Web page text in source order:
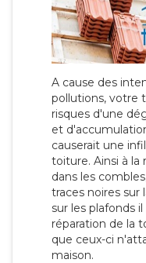
A cause des
pollutions, votre
risques d'une
et
causerait une
toiture. Ainsi à
dans les
traces noires sur
sur les plafonds
réparation de la
que ceux-ci
maison.